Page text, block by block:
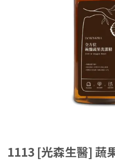
1113 [光森生醫] 蔬